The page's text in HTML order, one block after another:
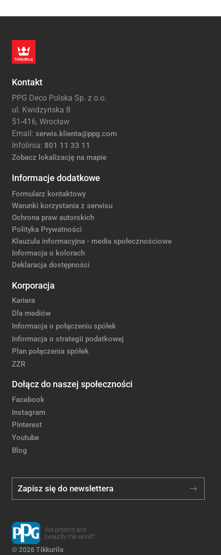
Kontakt
PPG Deco Polska Sp. z o.o.
ul. Kwidzyńska 8
51-416, Wrocław
Email: serwis.klienta@ppg.com
Infolinia: 801 11 33 11
Zobacz lokalizację na mapie
Informacje dodatkowe
Formularz kontaktowy
Warunki korzystania z serwisu
Ochrona praw autorskich
Polityka Prywatności
Klauzula informacyjna - media społecznościowe
Informacja o kolorach
Deklaracja dostępności
Korporacja
Kariera
Dla mediów
Informacja o połączeniu spółek
Informacja o strategii podatkowej
Plan połączenia spółek
ZZR
Dołącz do naszej społeczności
Facebook
Instagram
Pinterest
Youtube
Blog
Zapisz się do newslettera
© 2026 Tikkurila